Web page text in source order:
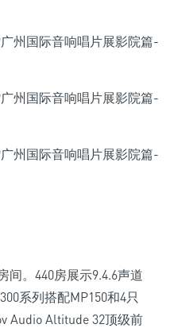
间。440房展示9.4.6声道
系列搭配MP150和4只
Audio Altitude 32顶级前